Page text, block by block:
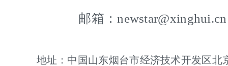
邮箱：newstar@xinghui.cn
地址：中国山东烟台市经济技术开发区北